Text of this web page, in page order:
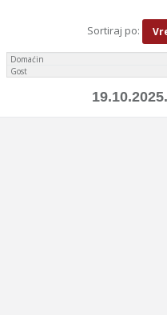
Sortiraj po:
Domaćin
Gost